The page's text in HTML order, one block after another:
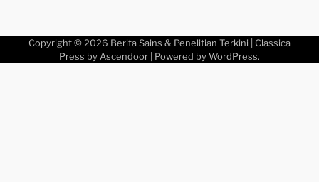
Copyright © 2026 Berita Sains & Penelitian Terkini | Classica
Press by Ascendoor | Powered by WordPress.